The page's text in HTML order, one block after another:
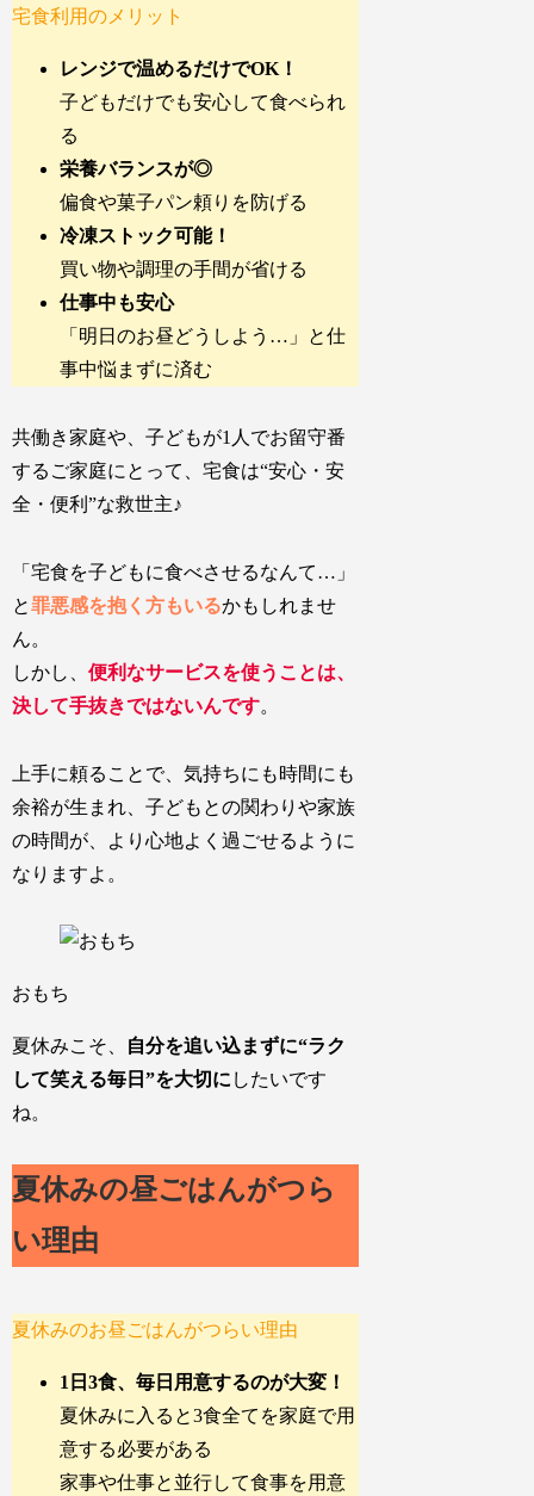
宅食利用のメリット
レンジで温めるだけでOK！
子どもだけでも安心して食べられ
る
栄養バランスが◎
偏食や菓子パン頼りを防げる
冷凍ストック可能！
買い物や調理の手間が省ける
仕事中も安心
「 明日のお昼どうしよう…」と仕
事中悩まずに済む
共働き家庭や、子どもが1人でお留守番
するご家庭にとって、宅食は“安心・安
全・便利”な救世主♪
「宅食を子どもに食べさせるなんて…」
と罪悪感を抱く方もいるかもしれませ
ん。
しかし、便利なサービスを使うことは、
決して手抜きではないんです。
上手に頼ることで、気持ちにも時間にも
余裕が生まれ、子どもとの関わりや家族
の時間が、より心地よく過ごせるように
なりますよ。
おもち
夏休みこそ、
自分を追い込まずに“ラク
して笑える毎日”を大切に したいです
ね。
夏休みの昼ごはんがつら
い理由
夏休みのお昼ごはんがつらい理由
1日3食、毎日用意するのが大変！
夏休みに入ると3食全てを家庭で用
意する必要がある
家事や仕事と並行して食事を用意